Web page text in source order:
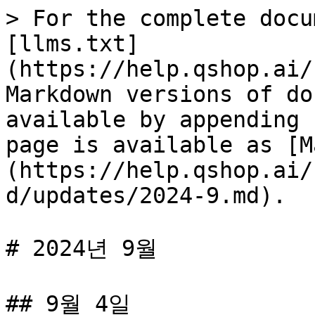
> For the complete
[llms.txt]
(https://
Markdown versions of
available by
page is available as
(https://help.qshop.ai/
d/updates/2024-9.md).
# 2024년 9월
## 9월 4일